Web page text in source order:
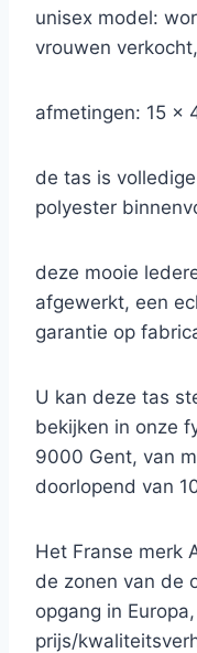
unisex model:
vrouwen verkocht,
afmetingen: 15 x
de tas is
polyester
deze mooie
afgewerkt, een
garantie op
U kan deze tas
bekijken in onze
9000 Gent, van
doorlopend van
Het Franse merk
de zonen van de
opgang in
prijs/